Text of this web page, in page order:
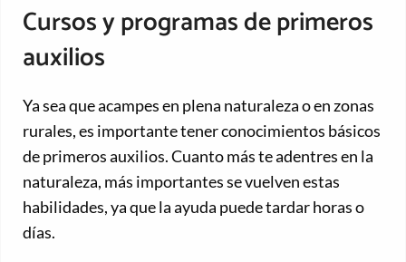
Cursos y programas de primeros
auxilios
Ya sea que acampes en plena naturaleza o en zonas
rurales, es importante tener conocimientos básicos
de primeros auxilios. Cuanto más te adentres en la
naturaleza, más importantes se vuelven estas
habilidades, ya que la ayuda puede tardar horas o
días.